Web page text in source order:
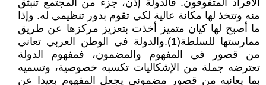
الأفراد المتفوقون. فالدولة إذن، جزء من المجتمع تنبثق
منه وتتخذ لها مكانة عالية لكي تقوم بدور تنظيمي له. وإذا
ما أصبح لها كيان متميز أخذت بتعزيز مركزها عن طريق
ممارستها للسلطة(1).والدولة في الوطن العربي تعاني
من قصور في المفهوم والمضمون، فمفهوم الدولة
تعترضه جملة من الإشكاليات تكسبه خصوصية، وتسميه
بما يعانيه من قصور مضموني يجعل المفهوم بعيدا عن